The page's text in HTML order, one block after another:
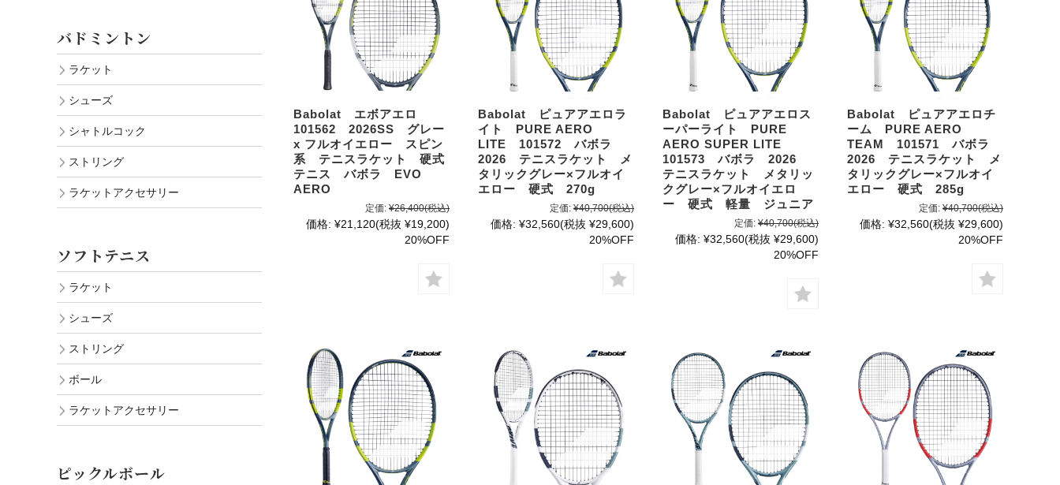
Babolat エボアエロ
101562 2026SS グレー
x フルオイエロー スピン
系 テニスラケット 硬式
テニス バボラ EVO
AERO
定価: ¥26,400(税込)
価格: ¥21,120(税抜 ¥19,200)
20%OFF
Babolat ピュアアエロラ
イト PURE AERO
LITE 101572 バボラ
2026 テニスラケット メ
タリックグレー×フルオイ
エロー 硬式 270g
定価: ¥40,700(税込)
価格: ¥32,560(税抜 ¥29,600)
20%OFF
Babolat ピュアアエロス
ーパーライト PURE
AERO SUPER LITE
101573 バボラ 2026
テニスラケット メタリッ
クグレー×フルオイエロ
ー 硬式 軽量 ジュニア
定価: ¥40,700(税込)
価格: ¥32,560(税抜 ¥29,600)
20%OFF
Babolat ピュアアエロチ
ーム PURE AERO
TEAM 101571 バボラ
2026 テニスラケット メ
タリックグレー×フルオイ
エロー 硬式 285g
定価: ¥40,700(税込)
価格: ¥32,560(税抜 ¥29,600)
20%OFF
バドミントン
ラケット
シューズ
シャトルコック
ストリング
ラケットアクセサリー
ソフトテニス
ラケット
シューズ
ストリング
ボール
ラケットアクセサリー
ピックルボール